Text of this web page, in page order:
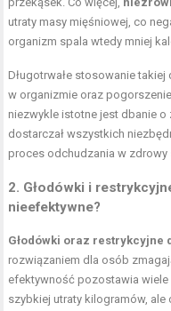
utraty masy mięśniowej, co
organizm spala wtedy mniej
Długotrwałe stosowanie
w organizmie oraz
niezwykle istotne jest dbanie
dostarczał wszystkich
proces odchudzania w
2. Głodówki i
nieefektywne?
Głodówki oraz restrykcyjne
rozwiązaniem dla osób
efektywność pozostawia
szybkiej utraty kilogramów,